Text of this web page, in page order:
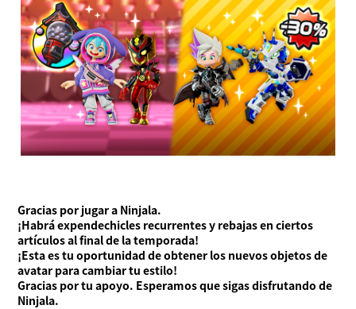
Gracias por jugar a Ninjala.
¡Habrá expendechicles recurrentes y rebajas en ciertos
artículos al final de la temporada!
¡Esta es tu oportunidad de obtener los nuevos objetos de
avatar para cambiar tu estilo!
Gracias por tu apoyo. Esperamos que sigas disfrutando de
Ninjala.